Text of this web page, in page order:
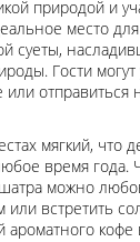
природой и
место
суеты,
Гости могут
или отправиться
мягкий, что
время года.
можно
или встретить
ароматного кофе